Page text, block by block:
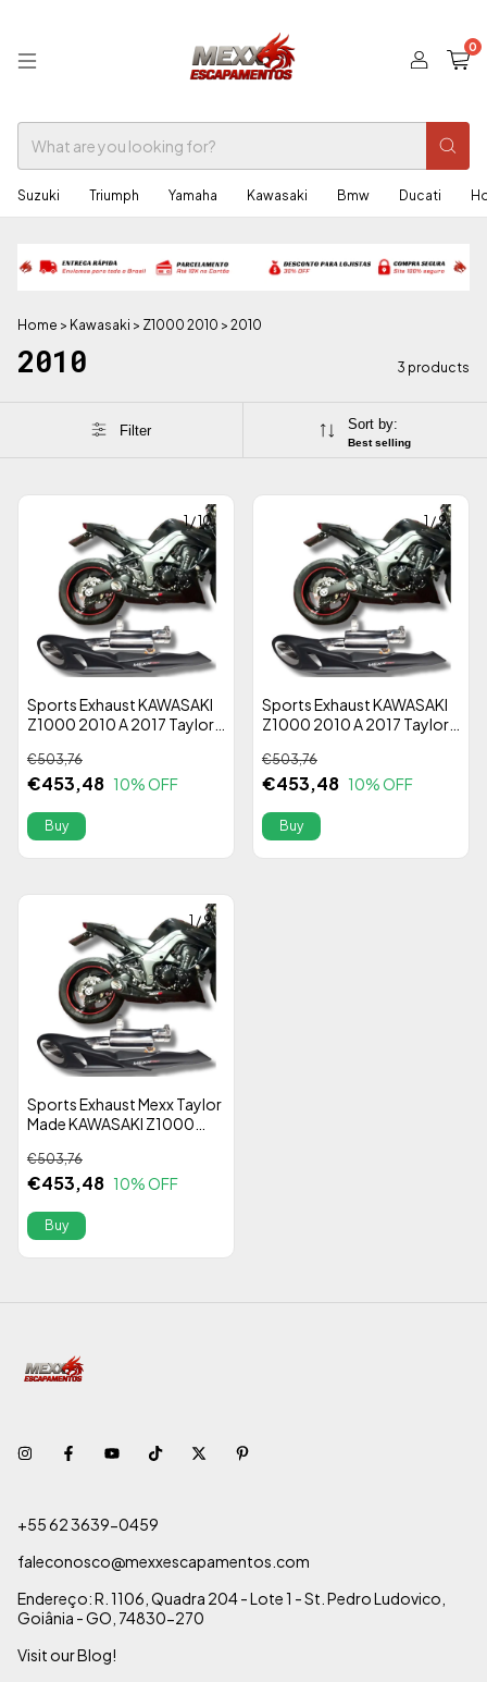
0
Suzuki Triumph Yamaha Kawasaki Bmw Ducati
Home > Kawasaki > Z1000 2010 > 2010
2010 3 products
Filter Sort by:
Best selling
1/10
Sports Exhaust KAWASAKI
Z1000 2010 A 2017 Taylor
Alta Performance
€453,48
€503,76
10% OFF
1 /9
Sports Exhaust KAWASAKI
Z1000 2010 A 2017 Taylor
304 - Alta Performance
€453,48
€503,76
10% OFF
1 /9
Sports Exhaust Mexx Taylor
Made KAWASAKI Z1000
304 Alta Performance
€453,48
€503,76
10% OFF
+55 62 3639-0459
faleconosco@mexxescapamentos.com
Endereço: R. 1106, Quadra 204 - Lote 1 - St. Pedro Ludovico,
Goiânia - GO, 74830-270
Visit our Blog!